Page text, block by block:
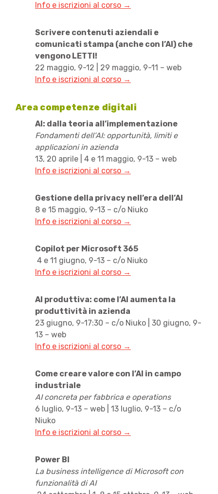
Info e iscrizioni al corso →
Scrivere contenuti aziendali e
comunicati stampa (anche con l’AI) che
vengono LETTI!
22 maggio, 9-12 | 29 maggio, 9-11 – web
Info e iscrizioni al corso →
Area competenze digitali
AI: dalla teoria all’implementazione
Fondamenti dell’AI: opportunità, limiti e
applicazioni in azienda
13, 20 aprile | 4 e 11 maggio, 9-13 – web
Info e iscrizioni al corso →
Gestione della privacy nell’era dell’AI
8 e 15 maggio, 9-13 – c/o Niuko
Info e iscrizioni al corso →
Copilot per Microsoft 365
4 e 11 giugno, 9-13 – c/o Niuko
Info e iscrizioni al corso →
AI produttiva: come l’AI aumenta la
produttività in azienda
23 giugno, 9-17:30 – c/o Niuko | 30 giugno, 9-
13 – web
Info e iscrizioni al corso →
Come creare valore con l’AI in campo
industriale
AI concreta per fabbrica e operations
6 luglio, 9-13 – web | 13 luglio, 9-13 – c/o
Niuko
Info e iscrizioni al corso →
Power BI
La business intelligence di Microsoft con
funzionalità di AI